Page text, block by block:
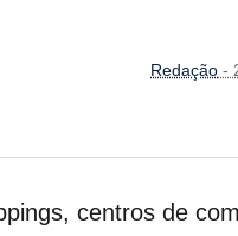
Redação -
centros de